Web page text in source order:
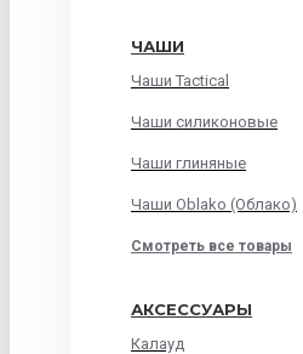
ЧАШИ
Чаши Tactical
Чаши силиконовые
Чаши глиняные
Чаши Oblako (Облако)
Смотреть все товары
АКСЕССУАРЫ
Калауд